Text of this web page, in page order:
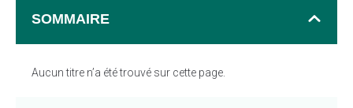
SOMMAIRE
Aucun titre n’a été trouvé sur cette page.